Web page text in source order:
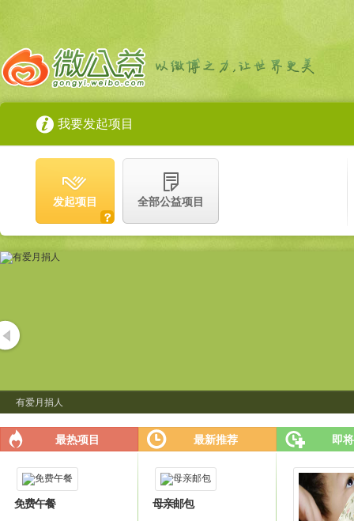
我要发起项目
发起项目 全部公益项目
有爱月捐人
最热项目
免费午餐
最新推荐
母亲邮包
即